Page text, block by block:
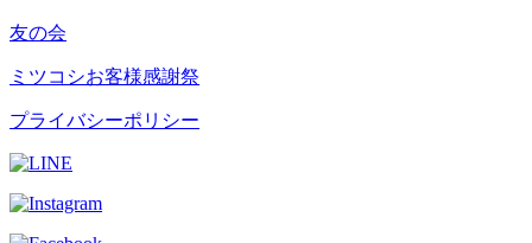
友の会
ミツコシお客様感謝祭
プライバシーポリシー